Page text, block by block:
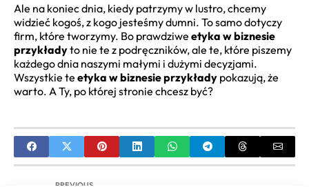
Ale na koniec dnia, kiedy patrzymy w lustro, chcemy
widzieć kogoś, z kogo jesteśmy dumni. To samo dotyczy
firm, które tworzymy. Bo prawdziwe etyka w biznesie
przykładyto nie te z podręczników, ale te, które piszemy
każdego dnia naszymi małymi i dużymi decyzjami.
Wszystkie te etyka w biznesie przykłady pokazują, że
warto. A Ty, po której stronie chcesz być?
PREVIOUS